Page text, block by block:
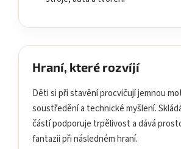
Hraní, které rozvíjí
Děti si při stavění procvičují jemnou
soustředění a technické myšlení.
částí podporuje trpělivost a dává
fantazii při následném hraní.